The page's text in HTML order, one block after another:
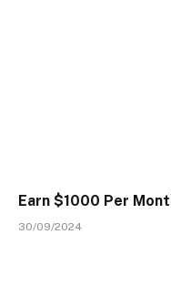
Earn $1000 Per
30/09/2024